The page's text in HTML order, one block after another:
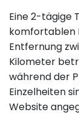
Eine 2-tägige
komfortablen
Entfernung
Kilometer
während der
Einzelheiten
Website